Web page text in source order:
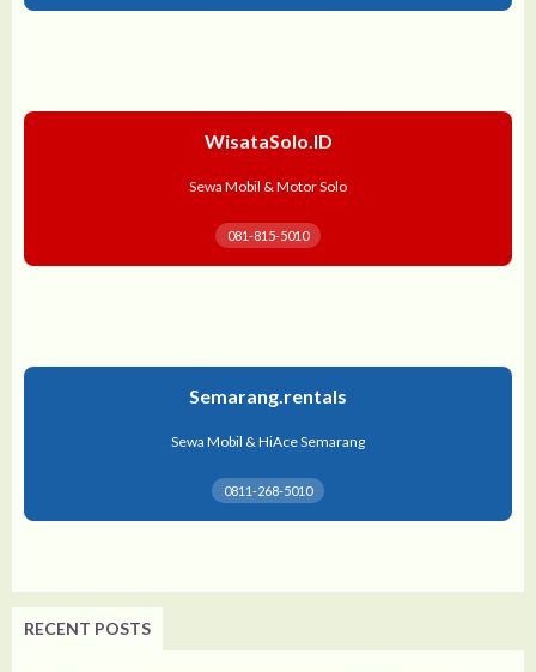
WisataSolo.ID
Sewa Mobil & Motor Solo
081-815-5010
Semarang.rentals
Sewa Mobil & HiAce Semarang
0811-268-5010
RECENT POSTS